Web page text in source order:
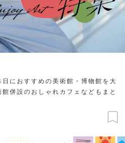
におすすめの美術館・博物館を大
併設のおしゃれカフェなどもまと